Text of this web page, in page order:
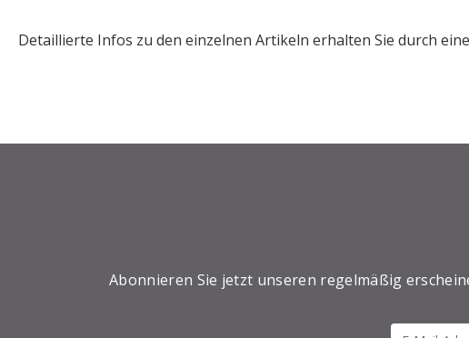
Detaillierte Infos zu den einzelnen Artikeln erhalten Sie durch
Abonnieren Sie jetzt unseren regelmäßig